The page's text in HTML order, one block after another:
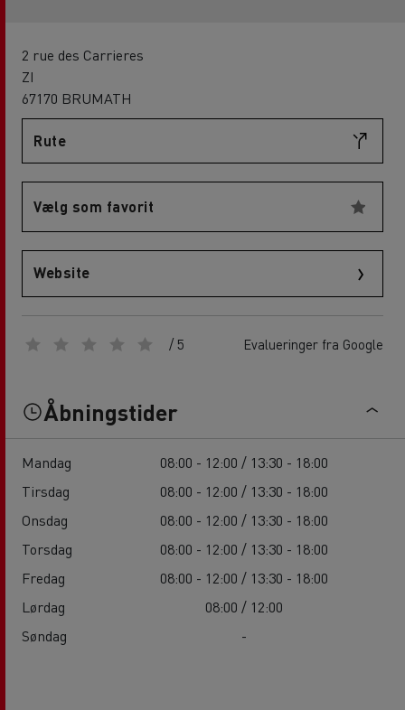
2 rue des Carrieres
ZI
67170 BRUMATH
Rute
Vælg som favorit
Website
/ 5 Evalueringer fra Google
Åbningstider
Mandag
08:00 - 12:00 / 13:30 - 18:00
Tirsdag
08:00 - 12:00 / 13:30 - 18:00
Onsdag
08:00 - 12:00 / 13:30 - 18:00
Torsdag
08:00 - 12:00 / 13:30 - 18:00
Fredag
08:00 - 12:00 / 13:30 - 18:00
Lørdag
08:00 / 12:00
Søndag
-